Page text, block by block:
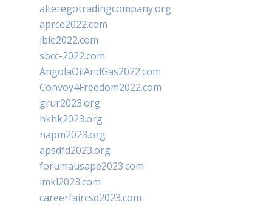
alteregotradingcompany.org
aprce2022.com
ibie2022.com
sbcc-2022.com
AngolaOilAndGas2022.com
Convoy4Freedom2022.com
grur2023.org
hkhk2023.org
napm2023.org
apsdfd2023.org
forumausape2023.com
imkl2023.com
careerfaircsd2023.com